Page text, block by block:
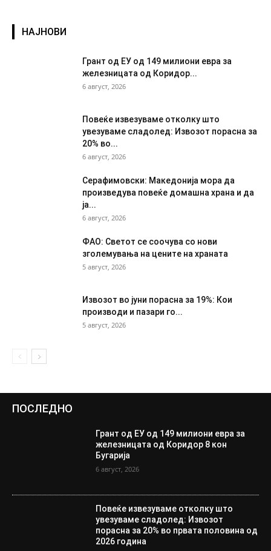
НАЈНОВИ
Грант од ЕУ од 149 милиони евра за
железницата од Коридор...
6 август, 2026
Повеќе извезуваме отколку што
увезуваме сладолед: Извозот порасна за
20% во...
6 август, 2026
Серафимовски: Македонија мора да
произведува повеќе домашна храна и да
ја...
6 август, 2026
ФАО: Светот се соочува со нови
зголемувања на цените на храната
5 август, 2026
Извозот во јуни порасна за 19%: Кои
производи и пазари го...
5 август, 2026
ПОСЛЕДНО
Грант од ЕУ од 149 милиони евра за
железницата од Коридор 8 кон
Бугарија
6 август, 2026
Повеќе извезуваме отколку што
увезуваме сладолед: Извозот
порасна за 20% во првата половина од
2026 година